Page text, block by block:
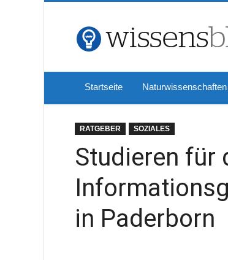
Startseite Naturwissenschaften
RATGEBER SOZIALES
Studieren für
in Paderborn